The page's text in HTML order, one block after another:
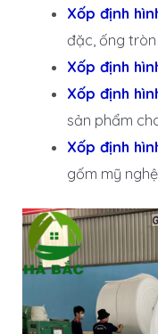
Xốp định
đặc, ống
Xốp định
Xốp định
sản phẩm
Xốp định
gốm mỹ